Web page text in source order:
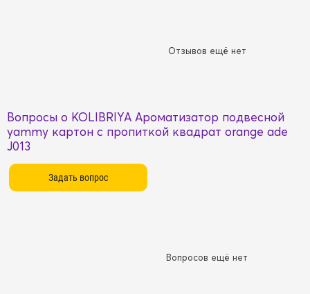
Отзывов ещё нет
Вопросы о KOLIBRIYA Ароматизатор подвесной
yammy картон с пропиткой квадрат orange ade
J013
Вопросов ещё нет